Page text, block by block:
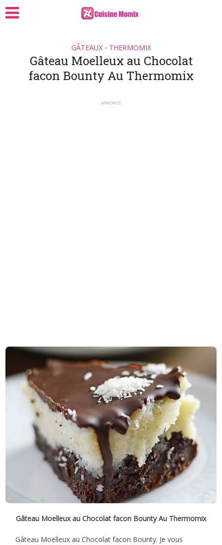
GÂTEAUX • THERMOMIX
Gâteau Moelleux au Chocolat
facon Bounty Au Thermomix
ANNONCE
Gâteau Moelleux au Chocolat facon Bounty Au Thermomix
Gâteau Moelleux au Chocolat facon Bounty. Je vous